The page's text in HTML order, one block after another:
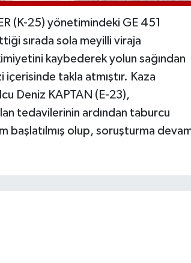
(K-25) yönetimindeki GE 451
sırada sola meyilli viraja
kaybederek yolun sağından
içerisinde takla atmıştır. Kaza
Deniz KAPTAN (E-23),
tedavilerinin ardından taburcu
başlatılmış olup, soruşturma